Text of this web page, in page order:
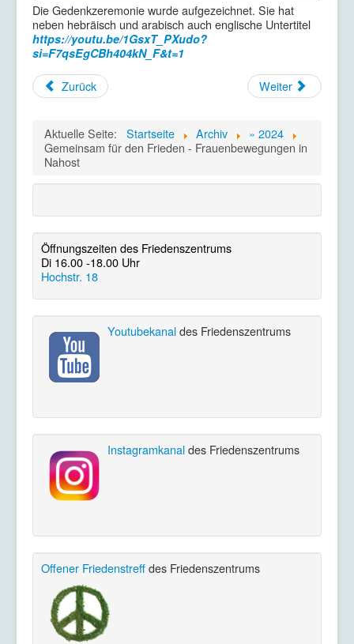
Die Gedenkzeremonie wurde aufgezeichnet. Sie hat
neben hebräisch und arabisch auch englische Untertitel
https://youtu.be/1GsxT_PXudo?
si=F7qsEgCBh404kN_F&t=1
Zurück Weiter
Aktuelle Seite: Startseite Archiv
» 2024
Gemeinsam für den Frieden - Frauenbewegungen in
Nahost
Öffnungszeiten des Friedenszentrums
Di 16.00 -18.00 Uhr
Hochstr. 18
Youtubekanaldes Friedenszentrums
Instagramkanaldes Friedenszentrums
Offener Friedenstreffdes Friedenszentrums